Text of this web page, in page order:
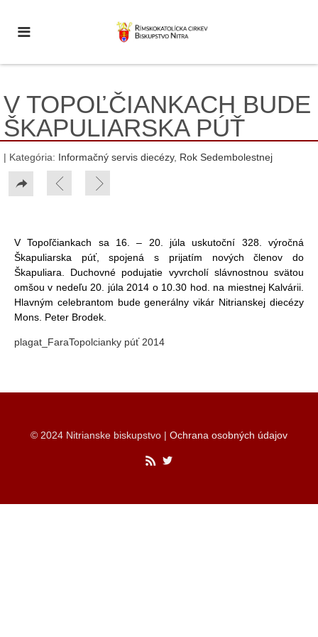
V TOPOĽČIANKACH BUDE
ŠKAPULIARSKA PÚŤ
| Kategória: Informačný servis diecézy, Rok Sedembolestnej
V Topoľčiankach sa 16. – 20. júla uskutoční 328. výročná
Škapuliarska púť, spojená s prijatím nových členov do
Škapuliara. Duchovné podujatie vyvrcholí slávnostnou svätou
omšou v nedeľu 20. júla 2014 o 10.30 hod. na miestnej Kalvárii.
Hlavným celebrantom bude generálny vikár Nitrianskej diecézy
Mons. Peter Brodek.
plagat_FaraTopolcianky púť 2014
© 2024 Nitrianske biskupstvo | Ochrana osobných údajov